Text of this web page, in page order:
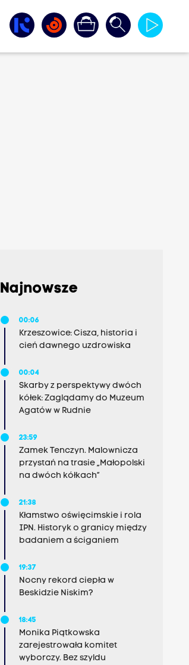
Najnowsze
00:06
Krzeszowice: Cisza, historia i
cień dawnego uzdrowiska
00:04
Skarby z perspektywy dwóch
kółek: Zaglądamy do Muzeum
Agatów w Rudnie
23:59
Zamek Tenczyn. Malownicza
przystań na trasie „Małopolski
na dwóch kółkach”
21:38
Kłamstwo oświęcimskie i rola
IPN. Historyk o granicy między
badaniem a ściganiem
19:37
Nocny rekord ciepła w
Beskidzie Niskim?
18:45
Monika Piątkowska
zarejestrowała komitet
wyborczy. Bez szyldu